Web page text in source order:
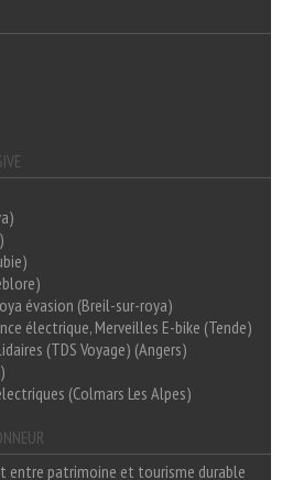
évasion (Breil-sur-roya)
électrique, Merveilles E-bike (Tende)
(TDS Voyage) (Angers)
(Colmars Les Alpes)
entre patrimoine et tourisme durable